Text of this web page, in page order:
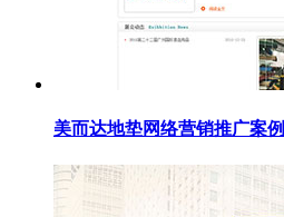
美而达地垫网络营销推广案例